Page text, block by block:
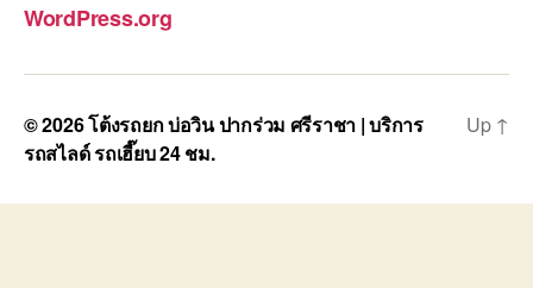
WordPress.org
© 2026โต้งรถยก บ่อวิน ปากร่วม ศรีราชา | บริการ
รถสไลด์ รถเฮี๊ยบ 24 ชม.
Up ↑